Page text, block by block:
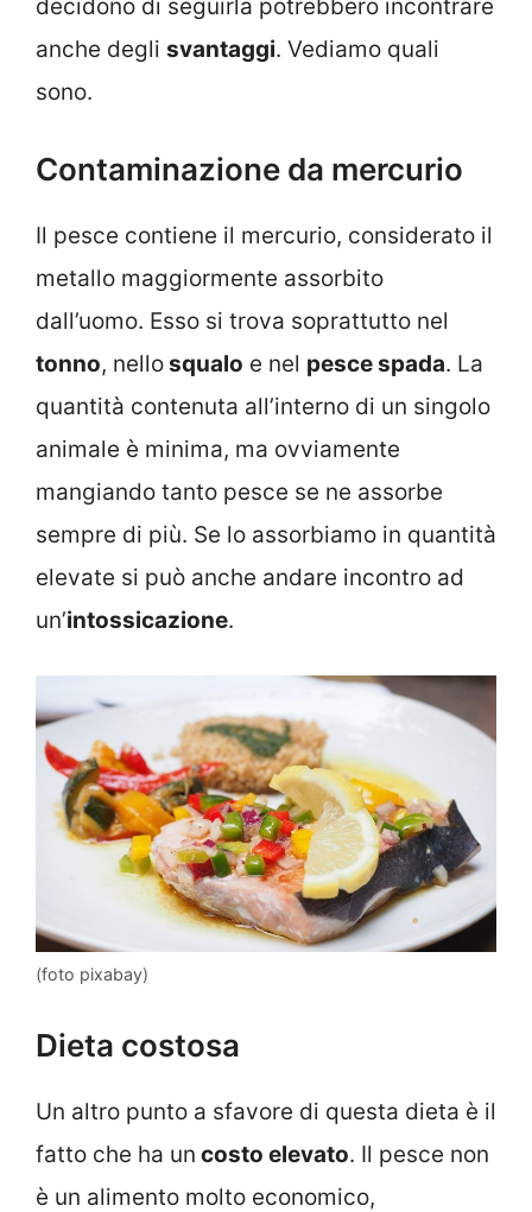
decidono di seguirla potrebbero incontrare
anche degli svantaggi. Vediamo quali
sono.
Contaminazione da mercurio
Il pesce contiene il mercurio, considerato il
metallo maggiormente assorbito
dall’uomo. Esso si trova soprattutto nel
tonno, nellosqualo e nel pesce spada. La
quantità contenuta all’interno di un singolo
animale è minima, ma ovviamente
mangiando tanto pesce se ne assorbe
sempre di più. Se lo assorbiamo in quantità
elevate si può anche andare incontro ad
un’intossicazione.
(foto pixabay)
Dieta costosa
Un altro punto a sfavore di questa dieta è il
fatto che ha un costo elevato. Il pesce non
è un alimento molto economico,